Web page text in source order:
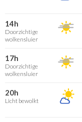
14h
Doorzichtige
wolkensluier
17h
Doorzichtige
wolkensluier
20h
Licht bewolkt